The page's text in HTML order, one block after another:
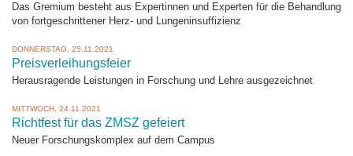
Das Gremium besteht aus Expertinnen und Experten für die Behandlung
von fortgeschrittener Herz- und Lungeninsuffizienz
DONNERSTAG, 25.11.2021
Preisverleihungsfeier
Herausragende Leistungen in Forschung und Lehre ausgezeichnet
MITTWOCH, 24.11.2021
Richtfest für das ZMSZ gefeiert
Neuer Forschungskomplex auf dem Campus